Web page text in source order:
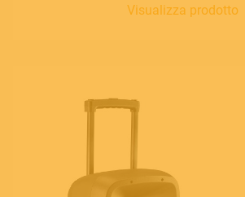
Visualizza prodotto